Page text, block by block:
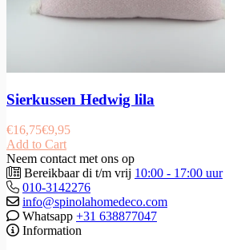
Sierkussen Hedwig lila
€16,75€9,95
Add to Cart
Neem contact met ons op
Bereikbaar di t/m vrij 10:00 - 17:00 uur
010-3142276
info@spinolahomedeco.com
Whatsapp +31 638877047
Information